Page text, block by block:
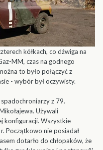
kółkach, co dźwiga na
MM, czas na godnego
to było połączyć z
- wybór był oczywisty.
spadochroniarzy z 79.
Używali
konfiguracji. Wszystkie
Początkowo nie posiadał
dotarło do chłopaków, że